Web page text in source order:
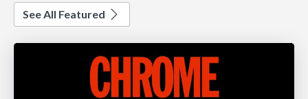
See All Featured